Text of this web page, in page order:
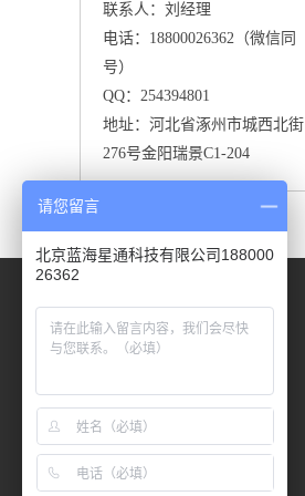
联系人：刘经理
电话：18800026362（微信同
号）
QQ：254394801
地址：河北省涿州市城西北街
276号金阳瑞景C1-204
产品中心
应用案例
请您留言
北京蓝海星通科技有限公司188000
26362